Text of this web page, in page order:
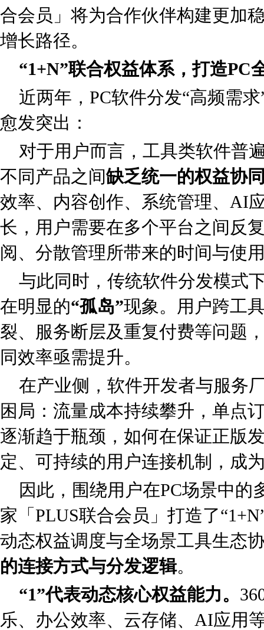
合会员」将为合作伙伴构建更加
增长路径。
“1+N”联合权益体系，打造PC
近两年，PC软件分发“高频需
愈发突出：
对于用户而言，工具类软件普
不同产品之间缺乏统一的权益协
效率、内容创作、系统管理、AI
长，用户需要在多个平台之间反
阅、分散管理所带来的时间与使
与此同时，传统软件分发模式
在明显的“孤岛”现象。用户跨工
裂、服务断层及重复付费等问题
同效率亟需提升。
在产业侧，软件开发者与服务
困局：流量成本持续攀升，单点
逐渐趋于瓶颈，如何在保证正版
定、可持续的用户连接机制，成
因此，围绕用户在PC场景中的
家「PLUS联合会员」打造了
动态权益调度与全场景工具生态
的连接方式与分发逻辑。
“1”代表动态核心权益能力。
乐、办公效率、云存储、AI应用